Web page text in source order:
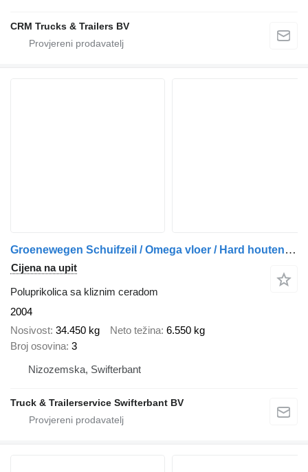
CRM Trucks & Trailers BV
Groenewegen Schuifzeil / Omega vloer / Hard houten vloer / Disk Brake
Cijena na upit
Poluprikolica sa kliznim ceradom
2004
Nosivost 34.450 kg Neto težina 6.550 kg
Broj osovina 3
Nizozemska, Swifterbant
Truck & Trailerservice Swifterbant BV